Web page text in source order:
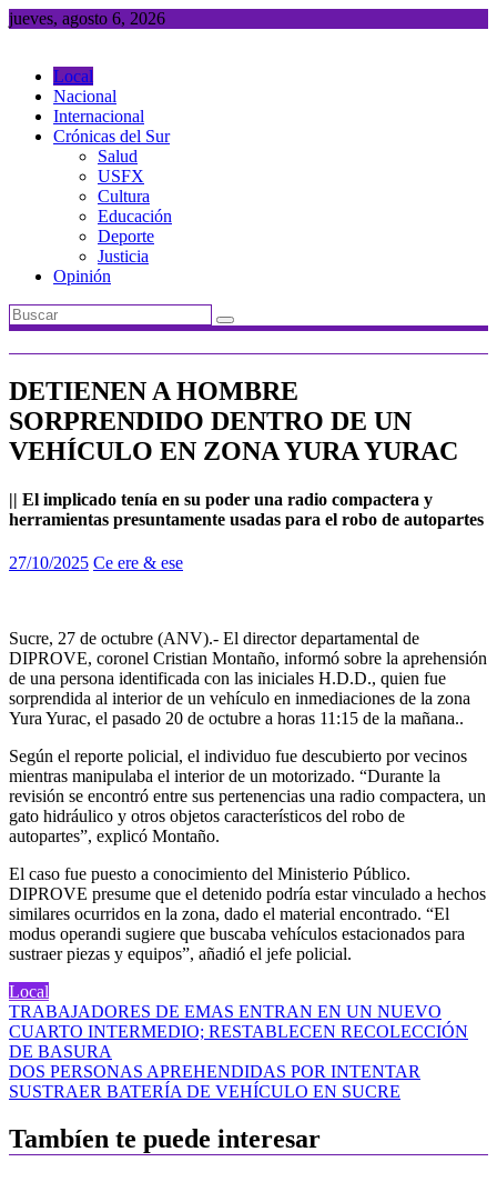
Saltar
jueves, agosto 6, 2026
Local
Nacional
Internacional
Crónicas del Sur
Salud
USFX
Cultura
Educación
Deporte
Justicia
Opinión
DETIENEN A HOMBRE
SORPRENDIDO DENTRO DE UN
VEHÍCULO EN ZONA YURA YURAC
|| El implicado tenía en su poder una radio compactera y
herramientas presuntamente usadas para el robo de autopartes
27/10/2025 Ce ere & ese
Sucre, 27 de octubre (ANV).- El director departamental de
DIPROVE, coronel Cristian Montaño, informó sobre la aprehensión
de una persona identificada con las iniciales H.D.D., quien fue
sorprendida al interior de un vehículo en inmediaciones de la zona
Yura Yurac, el pasado 20 de octubre a horas 11:15 de la mañana..
Según el reporte policial, el individuo fue descubierto por vecinos
mientras manipulaba el interior de un motorizado. “Durante la
revisión se encontró entre sus pertenencias una radio compactera, un
gato hidráulico y otros objetos característicos del robo de
autopartes”, explicó Montaño.
El caso fue puesto a conocimiento del Ministerio Público.
DIPROVE presume que el detenido podría estar vinculado a hechos
similares ocurridos en la zona, dado el material encontrado. “El
modus operandi sugiere que buscaba vehículos estacionados para
sustraer piezas y equipos”, añadió el jefe policial.
Local
Navegación
de
entradas
TRABAJADORES DE EMAS ENTRAN EN UN NUEVO
CUARTO INTERMEDIO; RESTABLECEN RECOLECCIÓN
DE BASURA
DOS PERSONAS APREHENDIDAS POR INTENTAR
SUSTRAER BATERÍA DE VEHÍCULO EN SUCRE
Tambíen te puede interesar